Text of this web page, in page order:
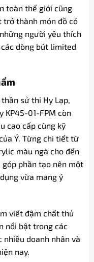
toàn thế giới cũng
trở thành món đồ có
người yêu thích
dòng bút limited
sử thi Hy Lạp,
KP45-01-FPM còn
cao cấp cùng kỹ
Ý. Từng chi tiết từ
màu ngà cho đến
phần tạo nên một
vừa mang ý
viết đậm chất thủ
nổi bật trong các
nhiều doanh nhân và
nay.